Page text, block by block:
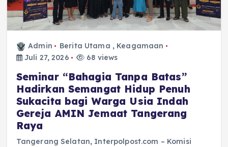
Admin Berita Utama , Keagamaan
Juli 27, 2026
68 views
Seminar “Bahagia Tanpa Batas”
Hadirkan Semangat Hidup Penuh
Sukacita bagi Warga Usia Indah
Gereja AMIN Jemaat Tangerang
Raya
Tangerang Selatan, Interpolpost.com – Komisi